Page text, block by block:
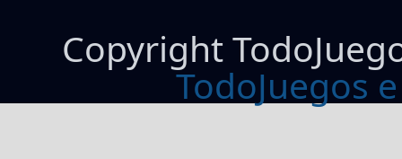
Copyright
TodoJuegos